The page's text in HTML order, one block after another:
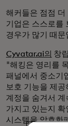
해커들은 점점 더
기업은 스스로를
경우가 많기 때문
Cyvatar.ai의 창
"해킹은 영리를
패널에서 중소기
보호 기능을 제
계정을 숨겨서
가지고 있는지
시스템을 암호화